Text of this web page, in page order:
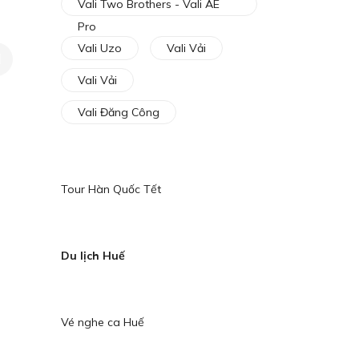
Vali Two Brothers - Vali AE
Pro
Vali Uzo
Vali Vải
Vali Vải
Vali Đăng Công
Tour Hàn Quốc Tết
Du lịch Huế
Vé nghe ca Huế